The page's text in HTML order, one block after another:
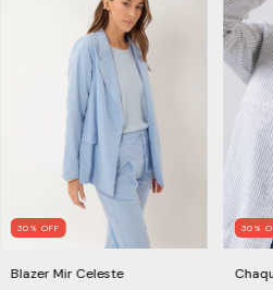
30 % OFF
Blazer Mir Celeste
30 %